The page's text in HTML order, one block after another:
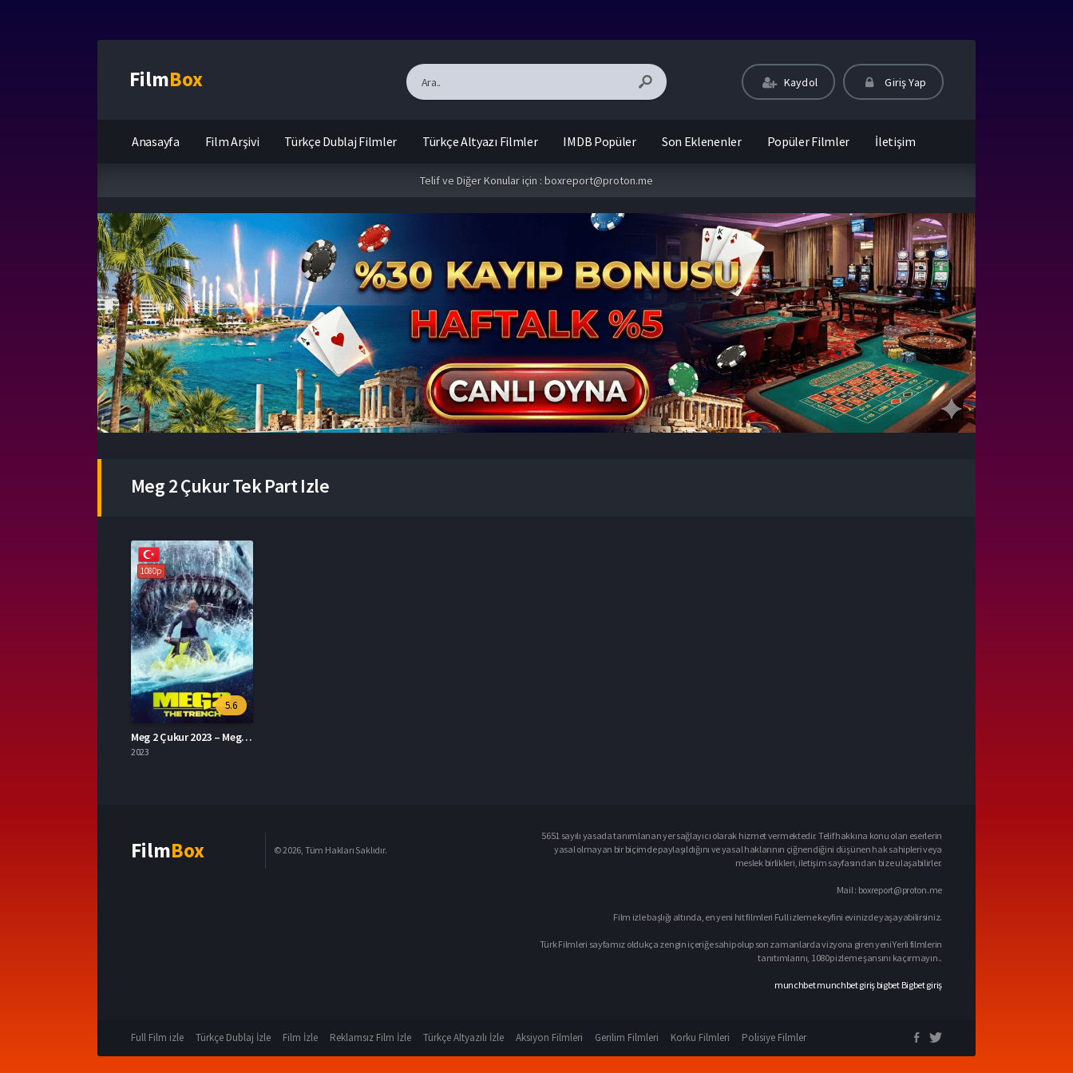
FilmBox Kaydol Giriş Yap
Anasayfa Film Arşivi Türkçe Dublaj Filmler Türkçe Altyazı Filmler IMDB Popüler Son Eklenenler Popüler Filmler İletişim
Telif ve Diğer Konular için : boxreport@proton.me
Meg 2 Çukur Tek Part Izle
1080p
5.6
Meg 2 Çukur 2023 – Meg 2: The Trench 1080p Turkce Dublaj izle
2023
FilmBox © 2026, Tüm Hakları Saklıdır.
5651 sayılı yasada tanımlanan yer sağlayıcı olarak hizmet vermektedir. Telif hakkına konu olan eserlerin
yasal olmayan bir biçimde paylaşıldığını ve yasal haklarının çiğnendiğini düşünen hak sahipleri veya
meslek birlikleri, iletişim sayfasından bize ulaşabilirler.
Mail : boxreport@proton.me
Film izle başlığı altında, en yeni hit filmleri Full izleme keyfini evinizde yaşayabilirsiniz.
Türk Filmleri sayfamız oldukça zengin içeriğe sahip olup son zamanlarda vizyona giren yeni Yerli filmlerin
tanıtımlarını, 1080p izleme şansını kaçırmayın..
munchbetmunchbet giriş bigbet Bigbet giriş
Full Film izle Türkçe Dublaj İzle Film İzle Reklamsız Film İzle Türkçe Altyazılı İzle Aksiyon Filmleri Gerilim Filmleri Korku Filmleri Polisiye Filmler